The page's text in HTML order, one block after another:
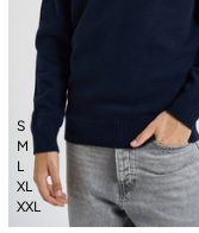
S
M
L
XL
XXL